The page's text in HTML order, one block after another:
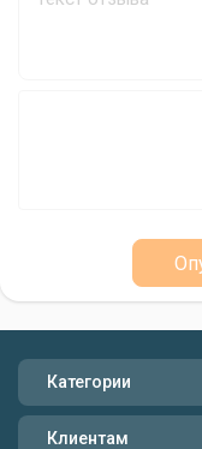
Категории
Клиентам